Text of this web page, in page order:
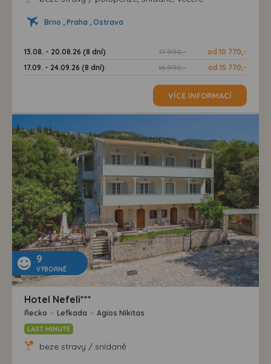
Brno , Praha , Ostrava
13.08. - 20.08.26 (8 dní) 17 990,-
od 10 770,-
17.09. - 24.09.26 (8 dní)
16 990,- od 15 770,-
VÍCE INFORMACÍ
9
VÝBORNÉ
Hotel Nefeli***
Řecko > Lefkada > Agios Nikitas
LAST MINUTE
beze stravy / snídaně